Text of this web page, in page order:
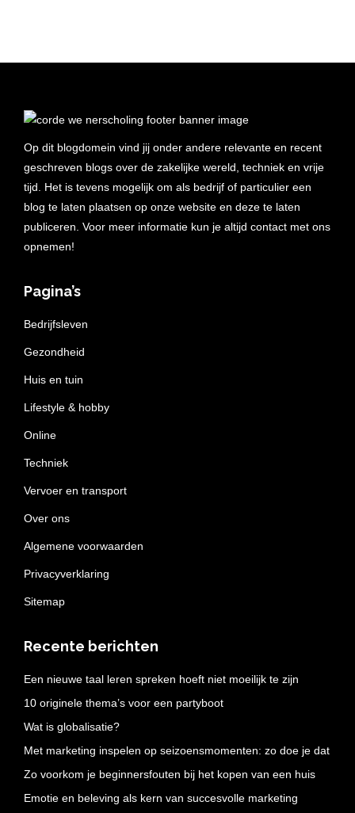
Op dit blogdomein vind jij onder andere relevante en recent
geschreven blogs over de zakelijke wereld, techniek en vrije
tijd. Het is tevens mogelijk om als bedrijf of particulier een
blog te laten plaatsen op onze website en deze te laten
publiceren. Voor meer informatie kun je altijd contact met ons
opnemen!
Pagina’s
Bedrijfsleven
Gezondheid
Huis en tuin
Lifestyle & hobby
Online
Techniek
Vervoer en transport
Over ons
Algemene voorwaarden
Privacyverklaring
Sitemap
Recente berichten
Een nieuwe taal leren spreken hoeft niet moeilijk te zijn
10 originele thema’s voor een partyboot
Wat is globalisatie?
Met marketing inspelen op seizoensmomenten: zo doe je dat
Zo voorkom je beginnersfouten bij het kopen van een huis
Emotie en beleving als kern van succesvolle marketing